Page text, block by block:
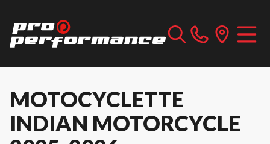
MOTOCYCLETTE
INDIAN MOTORCYCLE